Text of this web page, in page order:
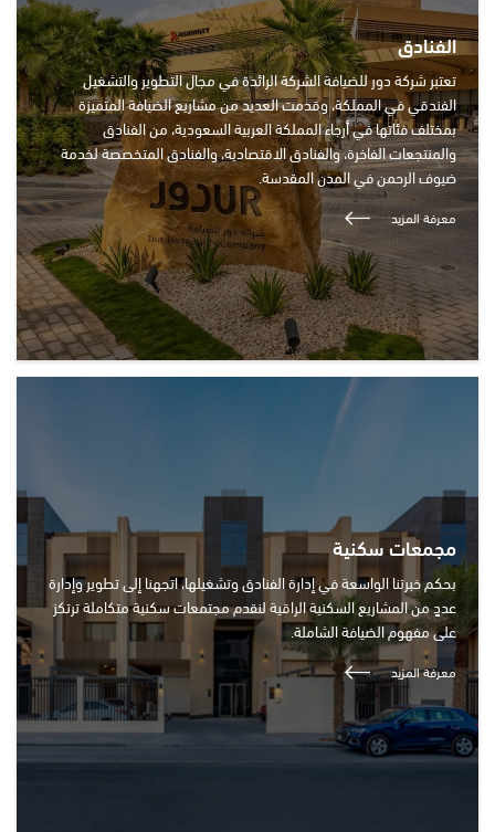
الفنادق
تعتبر شركة دور للضيافة الشركة الرائدة في مجال التطوير والتشغيل
الفندقي في المملكة، وقدمت العديد من مشاريع الضيافة المتميزة
بمختلف فئاتها في أرجاء المملكة العربية السعودية، من الفنادق
والمنتجعات الفاخرة، والفنادق الاقتصادية، والفنادق المتخصصة لخدمة
ضيوف الرحمن في المدن المقدسة.
معرفة المزيد
مجمعات سكنية
بحكم خبرتنا الواسعة في إدارة الفنادق وتشغيلها، اتجهنا إلى تطوير وإدارة
عددٍ من المشاريع السكنية الراقية لنقدم مجتمعات سكنية متكاملة ترتكز
على مفهوم الضيافة الشاملة.
معرفة المزيد